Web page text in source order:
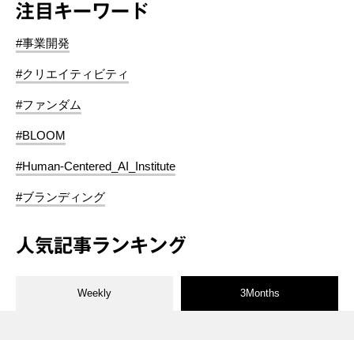
注目キーワード
#事業開発
#クリエイティビティ
#ファンダム
#BLOOM
#Human-Centered_AI_Institute
#ブランディング
人気記事ランキング
Weekly 3Months